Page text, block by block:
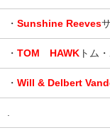
・ Sunshine Reeves
・ TOM HAWK トム
・ Will & Delbert
.